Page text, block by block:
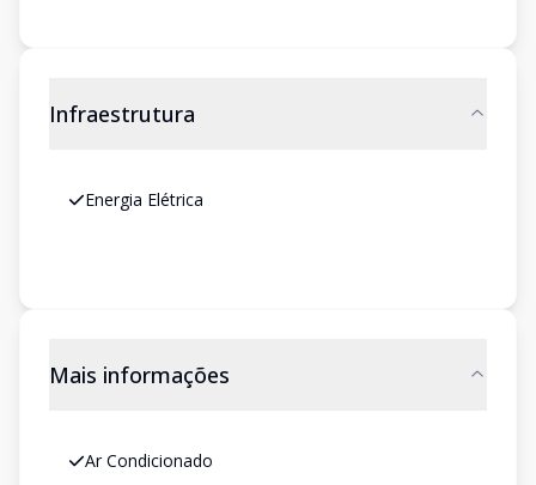
Infraestrutura
Energia Elétrica
Mais informações
Ar Condicionado